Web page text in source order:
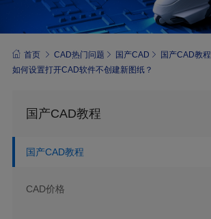
首页 CAD热门问题 国产CAD
国产CAD教程
如何设置打开CAD软件不创建新图纸？
国产CAD教程
国产CAD教程
CAD价格